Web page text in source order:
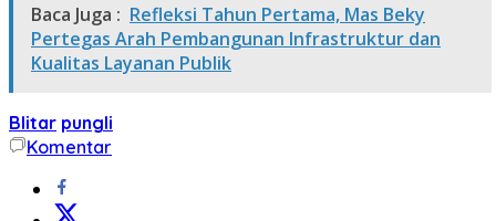
Baca Juga : Refleksi Tahun Pertama, Mas Beky
Pertegas Arah Pembangunan Infrastruktur dan
Kualitas Layanan Publik
Blitar pungli
Komentar